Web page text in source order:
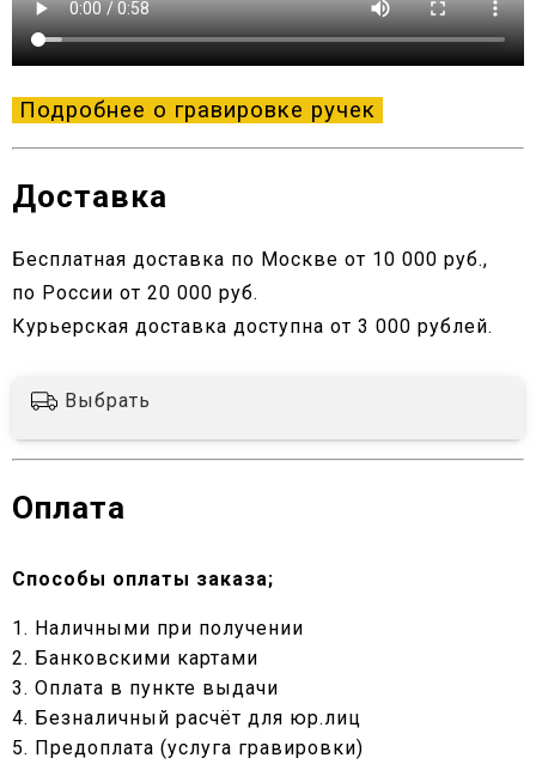
Подробнее о гравировке ручек
Доставка
Бесплатная доставка по Москве от 10 000 руб.,
по России от 20 000 руб.
Курьерская доставка доступна от 3 000 рублей.
Выбрать
Оплата
Способы оплаты заказа;
1. Наличными при получении
2. Банковскими картами
3. Оплата в пункте выдачи
4. Безналичный расчёт для юр.лиц
5. Предоплата (услуга гравировки)